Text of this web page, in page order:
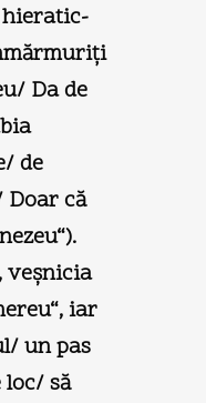
Da de
de
că
veşnicia
iar
un pas
loc/ să